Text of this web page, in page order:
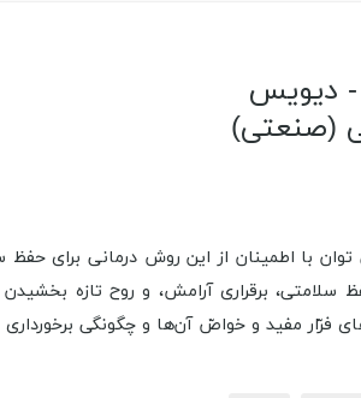
- دیویس
(صنعتی)
با اطمینان از این روش درمانی برای حفظ
برقراری آرامش، و روح تازه
فرّار مفید و خواصّ آن‌ها و چگونگی